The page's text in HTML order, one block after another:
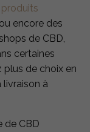
produits
ou encore des
de CBD,
certaines
plus de choix en
à
de CBD